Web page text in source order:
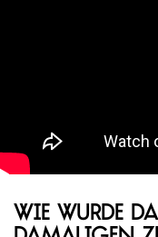
Wie wurde